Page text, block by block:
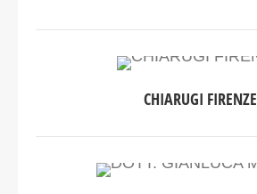
CHIARUGI FIRENZE